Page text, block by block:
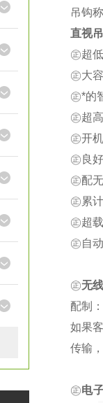
吊钩
直视
㊣超
㊣大
㊣*的
㊣超
㊣开
㊣良
㊣配
㊣累
㊣超
㊣自
㊣无
配制
如果
传输
㊣电